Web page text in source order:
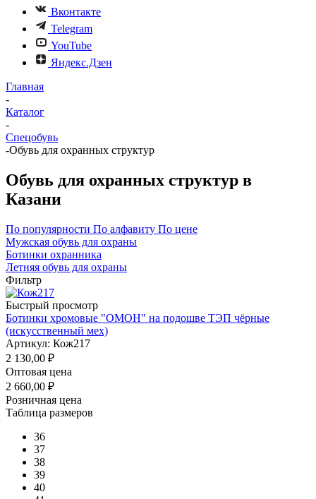
Вконтакте
Telegram
YouTube
Яндекс.Дзен
Главная
-
Каталог
-
Спецобувь
-Обувь для охранных структур
Обувь для охранных структур в
Казани
По популярности По алфавиту По цене
Мужская обувь для охраны
Ботинки охранника
Летняя обувь для охраны
Фильтр
Быстрый просмотр
Ботинки хромовые "ОМОН" на подошве ТЭП чёрные
(искусственный мех)
Артикул: Кож217
2 130,00 ₽
Оптовая цена
2 660,00 ₽
Розничная цена
Таблица размеров
36
37
38
39
40